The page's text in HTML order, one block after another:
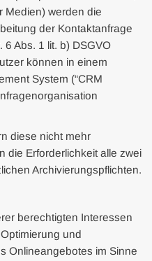
Medien) werden die
der Kontaktanfrage
6 Abs. 1 lit. b) DSGVO
können in einem
System (“CRM
diese nicht mehr
die Erforderlichkeit alle zwei
Archivierungspflichten.
berechtigten Interessen
und
Onlineangebotes im Sinne